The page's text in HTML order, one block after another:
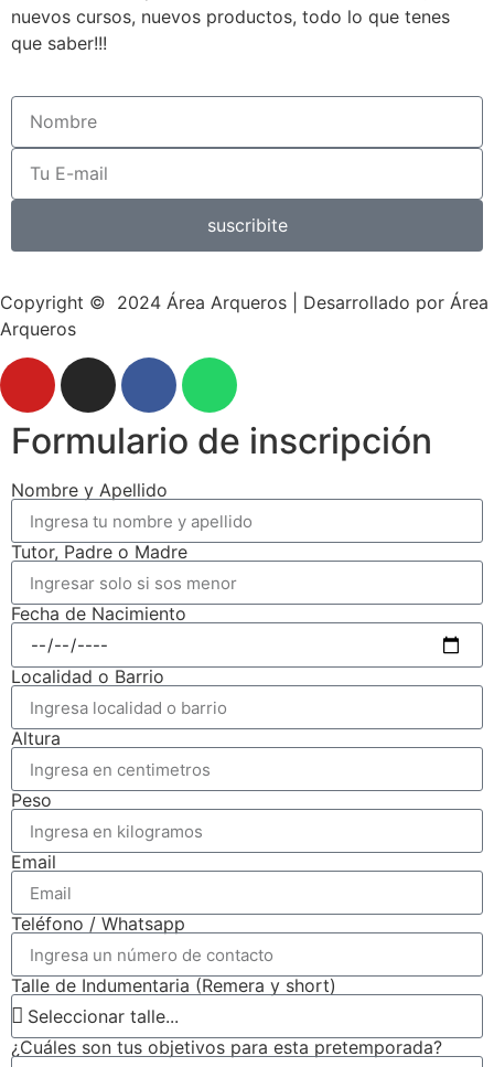
nuevos cursos, nuevos productos, todo lo que tenes
que saber!!!
suscribite
Copyright © 2024 Área Arqueros | Desarrollado por Área
Arqueros
Formulario de inscripción
Nombre y Apellido
Tutor, Padre o Madre
Fecha de Nacimiento
Localidad o Barrio
Altura
Peso
Email
Teléfono / Whatsapp
Talle de Indumentaria (Remera y short)
¿Cuáles son tus objetivos para esta pretemporada?